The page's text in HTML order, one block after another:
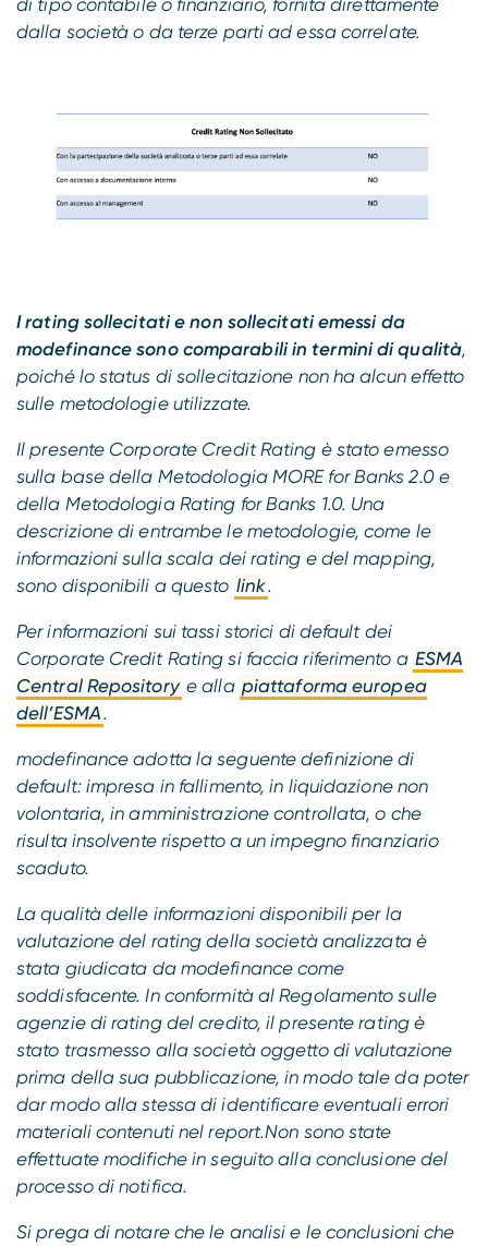
dalla società o da terze parti ad essa correlate.
I rating sollecitati e non sollecitati emessi da
modefinance sono comparabili in termini di qualità,
poiché lo status di sollecitazione non ha alcun effetto
sulle metodologie utilizzate.
Il presente Corporate Credit Rating è stato emesso
sulla base della Metodologia MORE for Banks 2.0 e
della Metodologia Rating for Banks 1.0. Una
descrizione di entrambe le metodologie, come le
informazioni sulla scala dei rating e del mapping,
sono disponibili a questo link.
Per informazioni sui tassi storici di default dei
Corporate Credit Rating si faccia riferimento a ESMA
Central Repository e alla piattaforma europea
dell’ESMA.
modefinance adotta la seguente definizione di
default: impresa in fallimento, in liquidazione non
volontaria, in amministrazione controllata, o che
risulta insolvente rispetto a un impegno finanziario
scaduto.
La qualità delle informazioni disponibili per la
valutazione del rating della società analizzata è
stata giudicata da modefinance come
soddisfacente. In conformità al Regolamento sulle
agenzie di rating del credito, il presente rating è
stato trasmesso alla società oggetto di valutazione
prima della sua pubblicazione, in modo tale da poter
dar modo alla stessa di identificare eventuali errori
materiali contenuti nel report.Non sono state
effettuate modifiche in seguito alla conclusione del
processo di notifica.
Si prega di notare che le analisi e le conclusioni che